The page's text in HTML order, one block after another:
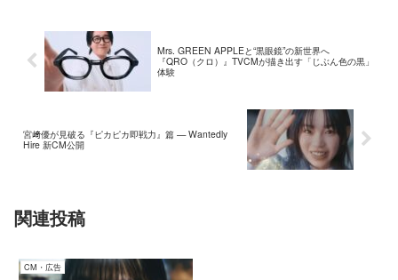
Mrs. GREEN APPLEと“黒眼鏡”の新世界へ
『QRO（クロ）』TVCMが描き出す「じぶん色の黒」
体験
宮﨑優が見破る『ピカピカ即戦力』篇 — Wantedly
Hire 新CM公開
関連投稿
CM・広告